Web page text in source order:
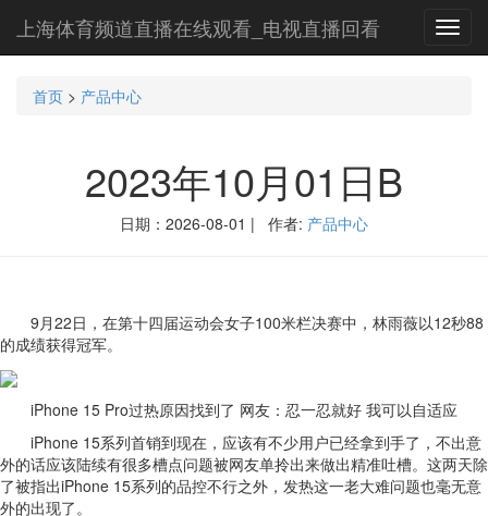
上海体育频道直播在线观看_电视直播回看
首页 > 产品中心
2023年10月01日B
日期：2026-08-01 | 作者: 产品中心
9月22日，在第十四届运动会女子100米栏决赛中，林雨薇以12秒88
的成绩获得冠军。
iPhone 15 Pro过热原因找到了 网友：忍一忍就好 我可以自适应
iPhone 15系列首销到现在，应该有不少用户已经拿到手了，不出意
外的话应该陆续有很多槽点问题被网友单拎出来做出精准吐槽。这两天除
了被指出iPhone 15系列的品控不行之外，发热这一老大难问题也毫无意
外的出现了。